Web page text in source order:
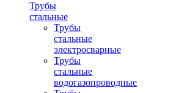
Трубы
стальные
Трубы
стальные
электросварные
Трубы
стальные
водогазопроводные